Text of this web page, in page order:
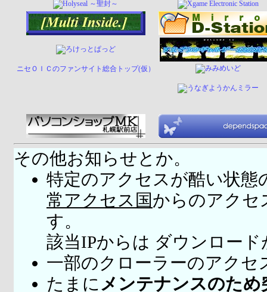
ニセＯＩＣのファンサイト総合トップ(仮）
その他お知らせとか。
特定のアクセスが酷い状態
常アクセス国からのアクセ
す。
該当IPからは ダウンロー
一部のクローラーのアクセ
たまに メンテナンスのため